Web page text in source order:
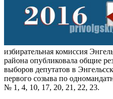
избирательная комиссия
района опубликовала общие
выборов депутатов в
первого созыва по
№ 1, 4, 10, 17, 20, 21, 22, 23.